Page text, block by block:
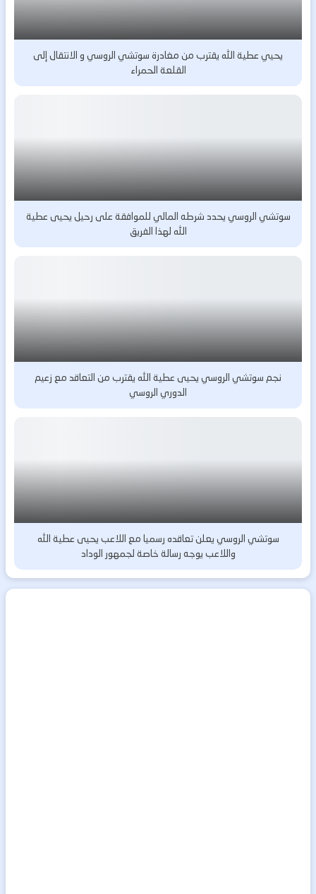
يحيي عطية الله يقترب من مغادرة سوتشي الروسي و الانتقال إلى
القلعة الحمراء
سوتشي الروسي يحدد شرطه المالي للموافقة على رحيل يحيى عطية
الله لهذا الفريق
نجم سوتشي الروسي يحيى عطية الله يقترب من التعاقد مع زعيم
الدوري الروسي
سوتشي الروسي يعلن تعاقده رسميا مع اللاعب يحيى عطية الله
واللاعب يوجه رسالة خاصة لجمهور الوداد